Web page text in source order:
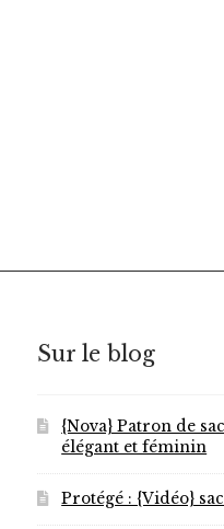
Sur le blog
{Nova} Patron de
élégant et féminin
Protégé : {Vidéo}